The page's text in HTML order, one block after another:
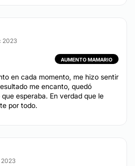
2023
AUMENTO MAMARIO
en cada momento, me hizo sentir
me encanto, quedó
esperaba. En verdad que le
por todo.
2023